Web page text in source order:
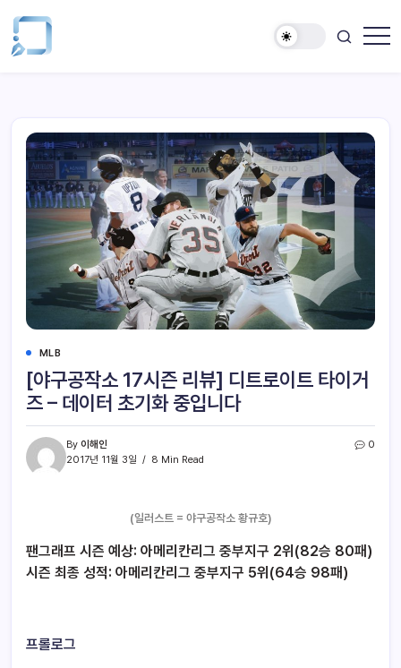
MLB
[야구공작소 17시즌 리뷰] 디트로이트 타이거
즈 – 데이터 초기화 중입니다
By 이해인
2017년 11월 3일
8 Min Read
0
(일러스트 = 야구공작소 황규호)
팬그래프 시즌 예상: 아메리칸리그 중부지구 2위(82승 80패)
시즌 최종 성적: 아메리칸리그 중부지구 5위(64승 98패)
프롤로그